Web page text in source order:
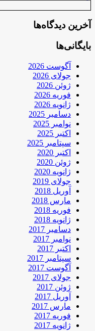
آخرین دیدگاه‌ها
بایگانی‌ها
آگوست 2026
جولای 2026
ژوئن 2026
فوریه 2026
ژانویه 2026
دسامبر 2025
نوامبر 2025
اکتبر 2025
سپتامبر 2025
اکتبر 2020
ژوئن 2020
ژانویه 2020
جولای 2019
آوریل 2018
مارس 2018
فوریه 2018
ژانویه 2018
دسامبر 2017
نوامبر 2017
اکتبر 2017
سپتامبر 2017
آگوست 2017
جولای 2017
ژوئن 2017
آوریل 2017
مارس 2017
فوریه 2017
ژانویه 2017